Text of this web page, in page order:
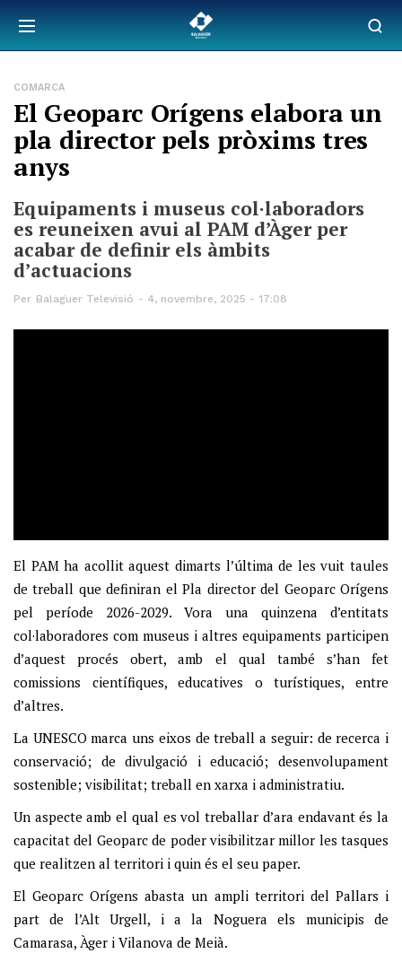
COMARCA
El Geoparc Orígens elabora un
pla director pels pròxims tres
anys
Equipaments i museus col·laboradors
es reuneixen avui al PAM d’Àger per
acabar de definir els àmbits
d’actuacions
Per Balaguer Televisió 4, novembre, 2025 - 17:08
El PAM ha acollit aquest dimarts l’última de les vuit taules
de treball que definiran el Pla director del Geoparc Orígens
pel període 2026-2029. Vora una quinzena d’entitats
col·laboradores com museus i altres equipaments participen
d’aquest procés obert, amb el qual també s’han fet
comissions científiques, educatives o turístiques, entre
d’altres.
La UNESCO marca uns eixos de treball a seguir: de recerca i
conservació; de divulgació i educació; desenvolupament
sostenible; visibilitat; treball en xarxa i administratiu.
Un aspecte amb el qual es vol treballar d’ara endavant és la
capacitat del Geoparc de poder visibilitzar millor les tasques
que realitzen al territori i quin és el seu paper.
El Geoparc Orígens abasta un ampli territori del Pallars i
part de l’Alt Urgell, i a la Noguera els municipis de
Camarasa, Àger i Vilanova de Meià.